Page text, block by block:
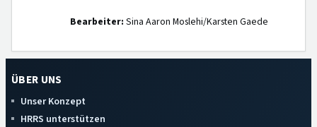
Bearbeiter: Sina Aaron Moslehi/Karsten Gaede
ÜBER UNS
Unser Konzept
HRRS unterstützen